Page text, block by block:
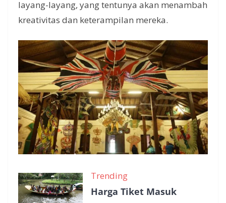
layang-layang, yang tentunya akan menambah
kreativitas dan keterampilan mereka.
Trending
Harga Tiket Masuk